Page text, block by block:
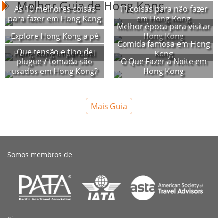
Melhor Guia de Hong Kong
As 10 melhores coisas
para fazer em Hong Kong
11 coisas para não fazer
em Hong Kong
Explore Hong Kong a pé
Melhor época para visitar
Hong Kong
Hong Kong Imperdível
Comida famosa em Hong
Kong
Que tensão e tipo de
plugue / tomada são
usados em Hong Kong?
O Que Fazer à Noite em
Hong Kong
Mais Guia
Somos membros de